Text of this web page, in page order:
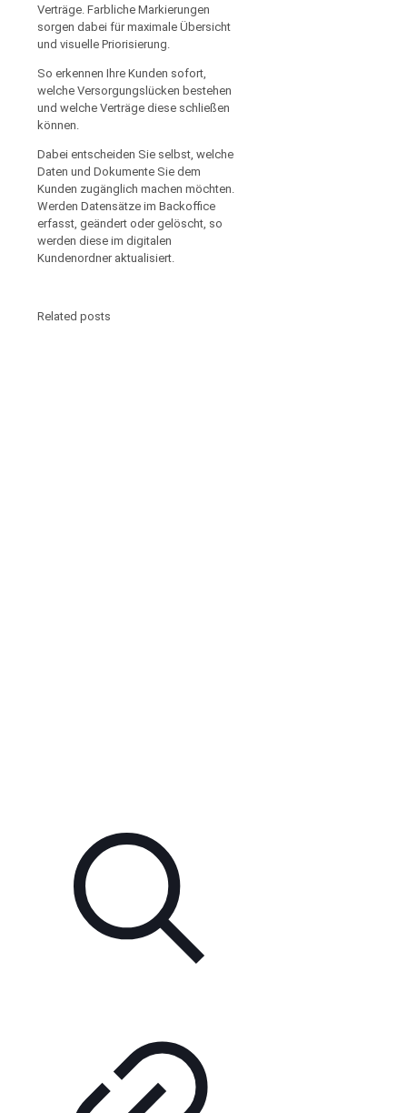
Verträge. Farbliche Markierungen
sorgen dabei für maximale Übersicht
und visuelle Priorisierung.
So erkennen Ihre Kunden sofort,
welche Versorgungslücken bestehen
und welche Verträge diese schließen
können.
Dabei entscheiden Sie selbst, welche
Daten und Dokumente Sie dem
Kunden zugänglich machen möchten.
Werden Datensätze im Backoffice
erfasst, geändert oder gelöscht, so
werden diese im digitalen
Kundenordner aktualisiert.
Related posts